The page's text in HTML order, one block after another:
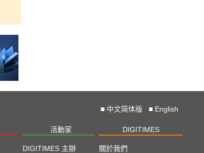
■ 中文简体版 ■ English
活動家 DIGITIMES
DIGITIMES 主辦
關於我們